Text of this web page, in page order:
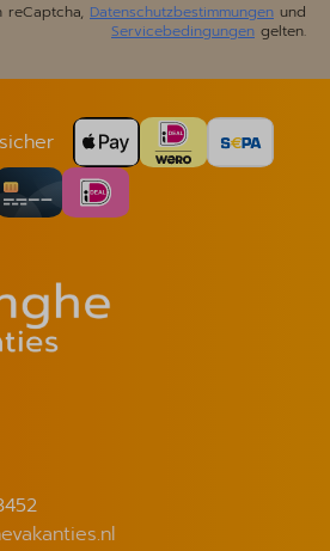
reCaptcha, Datenschutzbestimmungen und
Servicebedingungen gelten.